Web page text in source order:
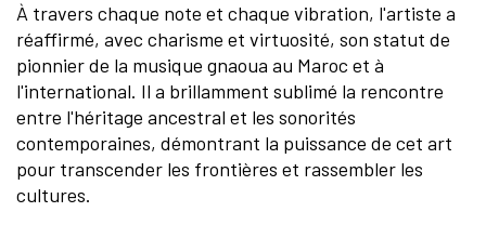
À travers chaque note et chaque vibration, l'artiste a
réaffirmé, avec charisme et virtuosité, son statut de
pionnier de la musique gnaoua au Maroc et à
l'international. Il a brillamment sublimé la rencontre
entre l'héritage ancestral et les sonorités
contemporaines, démontrant la puissance de cet art
pour transcender les frontières et rassembler les
cultures.